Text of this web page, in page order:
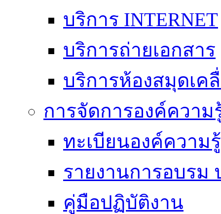
บริการ INTERNET
บริการถ่ายเอกสาร
บริการห้องสมุดเค
การจัดการองค์ความ
ทะเบียนองค์ความ
รายงานการอบรม
คู่มือปฏิบัติงาน